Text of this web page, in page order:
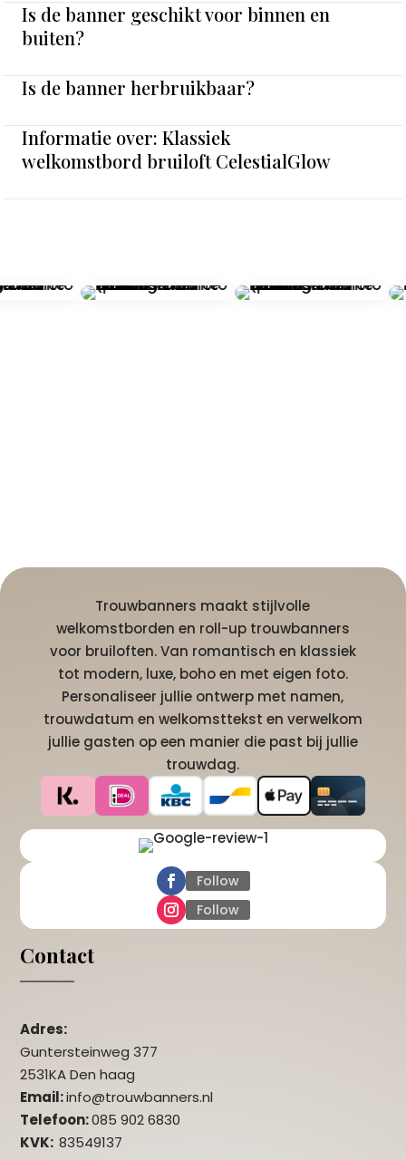
Is de banner geschikt voor binnen en
buiten?
Is de banner herbruikbaar?
Informatie over: Klassiek
welkomstbord bruiloft CelestialGlow
Trouwbanners maakt stijlvolle
welkomstborden en roll-up trouwbanners
voor bruiloften. Van romantisch en klassiek
tot modern, luxe, boho en met eigen foto.
Personaliseer jullie ontwerp met namen,
trouwdatum en welkomsttekst en verwelkom
jullie gasten op een manier die past bij jullie
trouwdag.
Follow
Follow
Contact
Adres:
Guntersteinweg 377
2531KA Den haag
Email:info@trouwbanners.nl
Telefoon:085 902 6830
KVK:83549137